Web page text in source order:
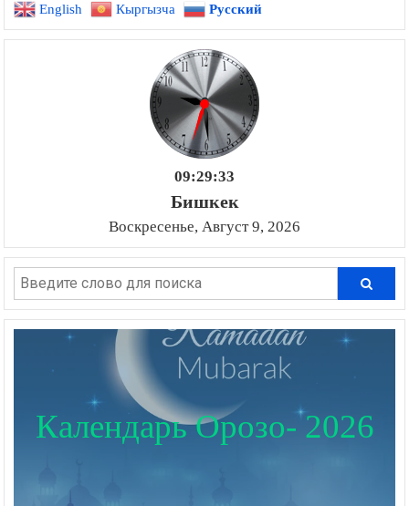
English Кыргызча Русский
09:29:34
Бишкек
Воскресенье, Август 9, 2026
Календарь Орозо- 2026